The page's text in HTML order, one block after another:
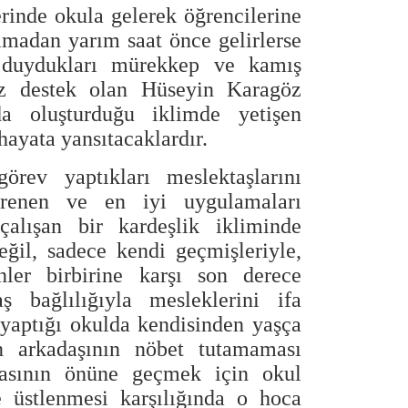
okula gelerek öğrencilerine
yarım saat önce gelirlerse
mürekkep ve kamış
destek olan Hüseyin Karagöz
oluşturduğu iklimde yetişen
yansıtacaklardır.
yaptıkları meslektaşlarını
ve en iyi uygulamaları
bir kardeşlik ikliminde
sadece kendi geçmişleriyle,
birbirine karşı son derece
bağlılığıyla mesleklerini ifa
okulda kendisinden yaşça
nöbet tutamaması
önüne geçmek için okul
karşılığında o hoca